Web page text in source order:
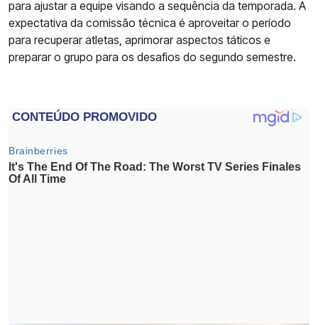
para ajustar a equipe visando a sequência da temporada. A
expectativa da comissão técnica é aproveitar o período
para recuperar atletas, aprimorar aspectos táticos e
preparar o grupo para os desafios do segundo semestre.